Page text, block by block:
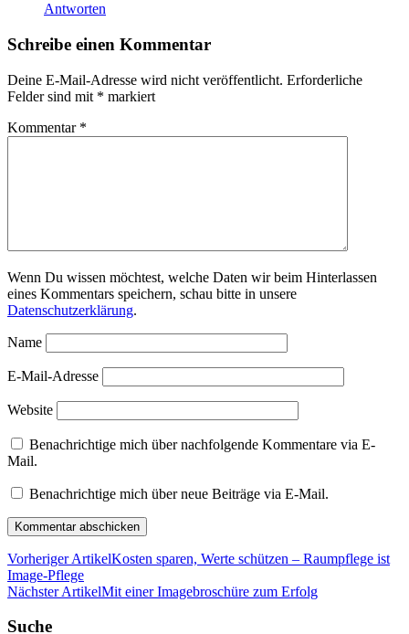
Antworten
Schreibe einen Kommentar
Deine E-Mail-Adresse wird nicht veröffentlicht. Erforderliche
Felder sind mit * markiert
Kommentar *
Wenn Du wissen möchtest, welche Daten wir beim Hinterlassen
eines Kommentars speichern, schau bitte in unsere
Datenschutzerklärung.
Name
E-Mail-Adresse
Website
Benachrichtige mich über nachfolgende Kommentare via E-
Mail.
Benachrichtige mich über neue Beiträge via E-Mail.
Vorheriger ArtikelKosten sparen, Werte schützen – Raumpflege ist
Image-Pflege
Nächster ArtikelMit einer Imagebroschüre zum Erfolg
Suche